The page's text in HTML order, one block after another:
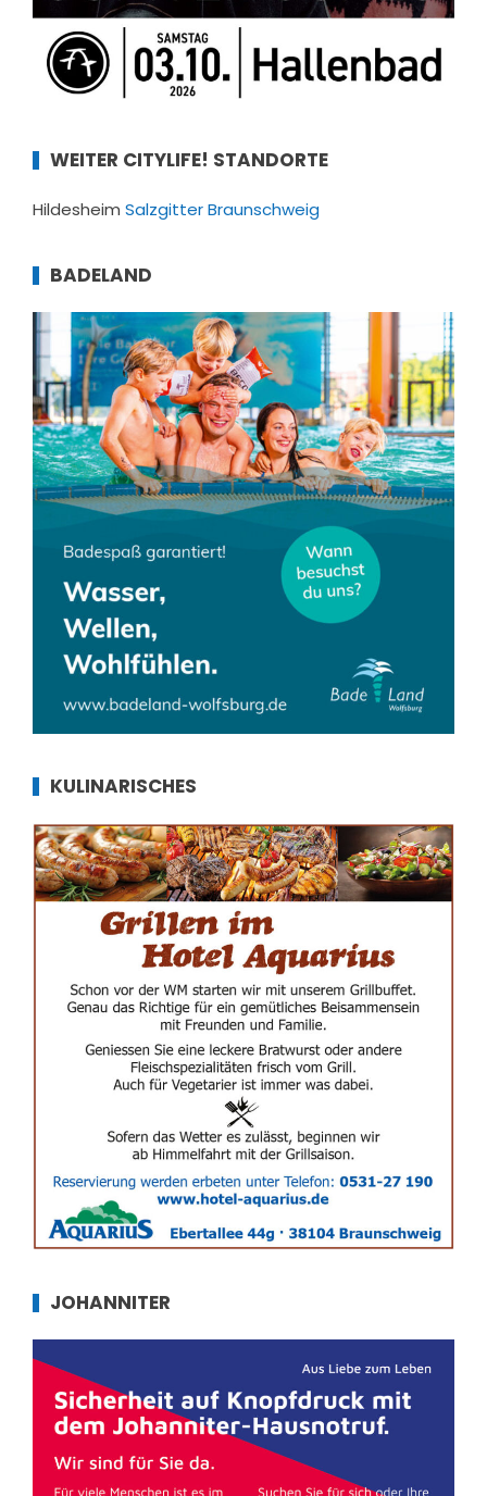
WEITER CITYLIFE! STANDORTE
Hildesheim SalzgitterBraunschweig
BADELAND
KULINARISCHES
JOHANNITER